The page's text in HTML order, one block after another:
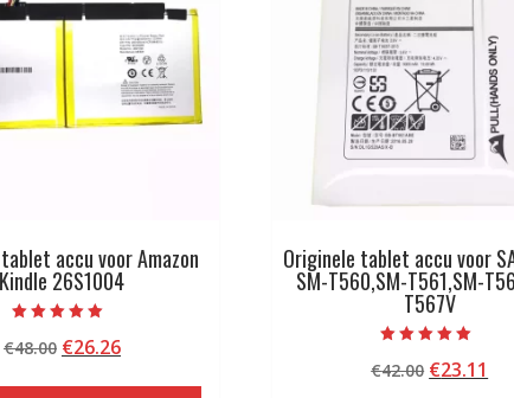
accu voor Amazon
Kindle 26S1004
5.00
van 5
€48.00 Oorspronkelijke
€26.26Huidige
Originele tablet accu voor
SM-T560,SM-T561,SM-
T567V
5.00
van 5
€42.00 €23.11